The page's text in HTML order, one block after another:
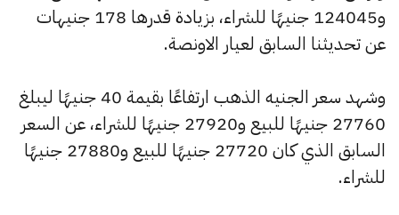
و124045 جنيهًا للشراء، بزيادة قدرها 178 جنيهات
عن تحديثنا السابق لعيار الاونصة.
وشهد سعر الجنيه الذهب ارتفاعًا بقيمة 40 جنيهًا ليبلغ
27760 جنيهًا للبيع و27920 جنيهًا للشراء، عن السعر
السابق الذي كان 27720 جنيهًا للبيع و27880 جنيهًا
للشراء.